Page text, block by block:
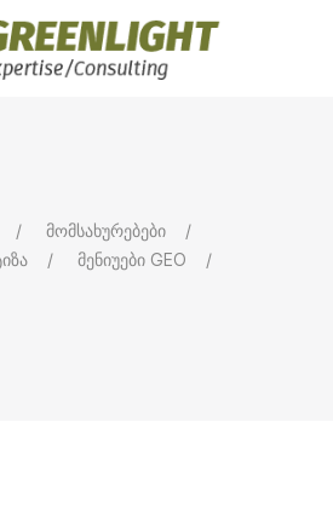
მომსახურებები
მენიუები GEO